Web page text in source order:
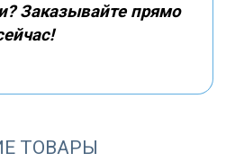
Заказывайте прямо
ТОВАРЫ